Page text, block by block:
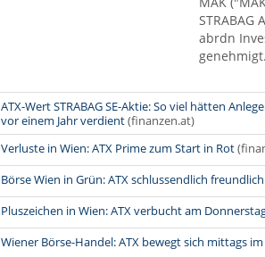
abrdn
genehmigt.
ATX-Wert STRABAG SE-Aktie: So viel hätten
vor einem Jahr verdient(finanzen.at)
Verluste in Wien: ATX Prime zum Start in Rot
Börse Wien in Grün: ATX schlussendlich freundlich
Pluszeichen in Wien: ATX verbucht am
Wiener Börse-Handel: ATX bewegt sich mittags